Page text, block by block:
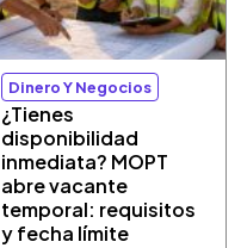
Dinero Y Negocios
¿Tienes
disponibilidad
inmediata? MOPT
abre vacante
temporal: requisitos
y fecha límite